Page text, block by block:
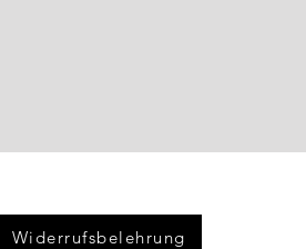
Widerrufsbelehrung